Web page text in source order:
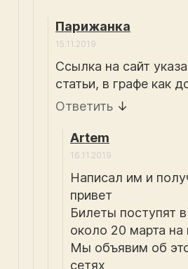
Парижанка
15.11.2019
Ссылка на сайт
статьи, в графе как
Ответить ↓
Artem
16.11.2019
Написал им и
привет
Билеты поступят
около 20 марта на
Мы объявим об
сетях